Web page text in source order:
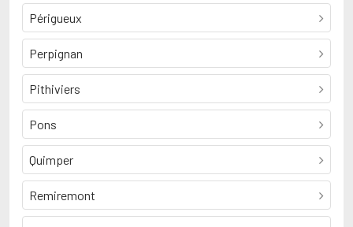
Périgueux
Perpignan
Pithiviers
Pons
Quimper
Remiremont